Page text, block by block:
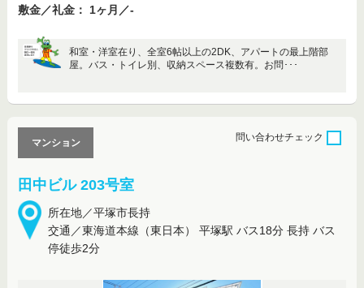
敷金／礼金： 1ヶ月／-
和室・洋室在り、全室6帖以上の2DK、アパートの最上階部
屋。バス・トイレ別、収納スペース複数有。お問･･･
田中ビル 203号室
所在地／平塚市長持
交通／東海道本線（東日本） 平塚駅 バス18分 長持 バス
停徒歩2分
マンション
問い合わせチェック